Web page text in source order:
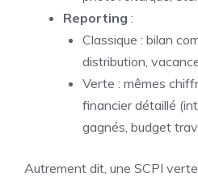
Reporting :
Classique : bilan
distribution,
Verte : mêmes
financier détaillé
gagnés, budget
Autrement dit, une SCPI